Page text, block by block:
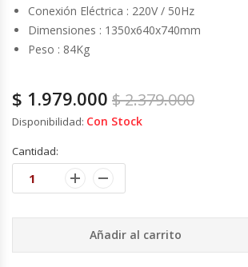
Cortadoras De Huesos
Dispensadores De Salsas
Embutidoras
Estanterías Y Repisas
Exhibidoras De Productos Calientes
Conexión Eléctrica : 220V / 50Hz
Dimensiones : 1350x640x740mm
Peso : 84Kg
$2.379.000
$ 1.979.000
Disponibilidad: Con Stock
Cantidad:
Añadir al carrito